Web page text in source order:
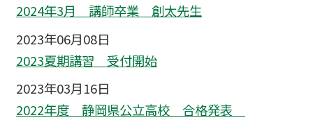
2024年3月 講師卒業 創太先生
2023年06月08日
2023夏期講習 受付開始
2023年03月16日
2022年度 静岡県公立高校 合格発表